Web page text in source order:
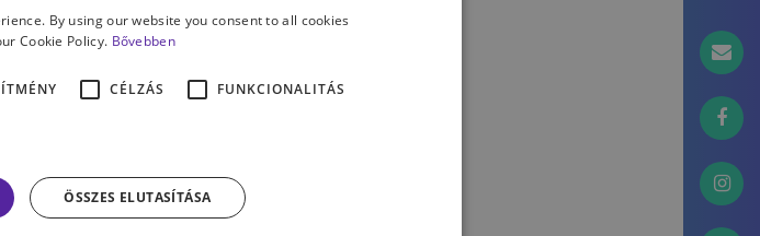
él, nem is létezik. Ez az állapot olyan végső
amikor csupán önmaguk
By using our website you consent to all cookies
Cookie Policy. Bővebben
CÉLZÁS FUNKCIONALITÁS
ÖSSZES ELUTASÍTÁSA